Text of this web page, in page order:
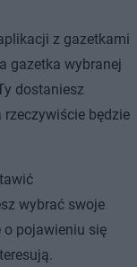
z gazetkami
gazetka wybranej
dostaniesz
będzie
wybrać swoje
pojawieniu się